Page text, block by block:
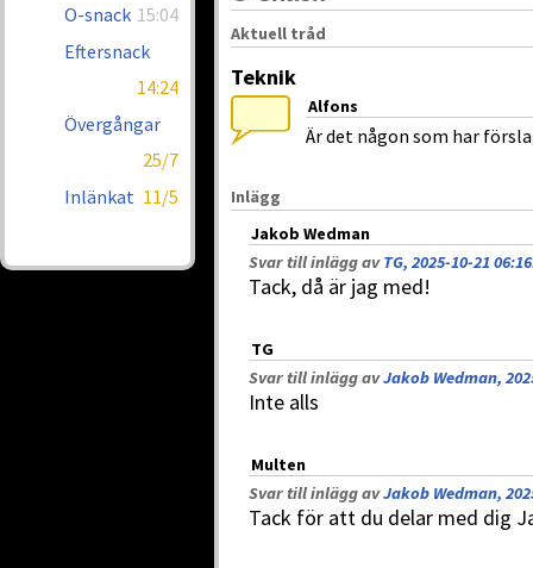
O-snack 15:04
Eftersnack
14:24
Övergångar
25/7
Inlänkat 11/5
Aktuell tråd
Teknik
Alfons
Är det någon som har
Inlägg
Jakob Wedman
Svar till inlägg avTG, 2025-10-21 06:16
Tack, då är jag med!
TG
Svar till inlägg avJakob Wedman,
Inte alls
Multen
Svar till inlägg avJakob Wedman,
Tack för att du delar med dig